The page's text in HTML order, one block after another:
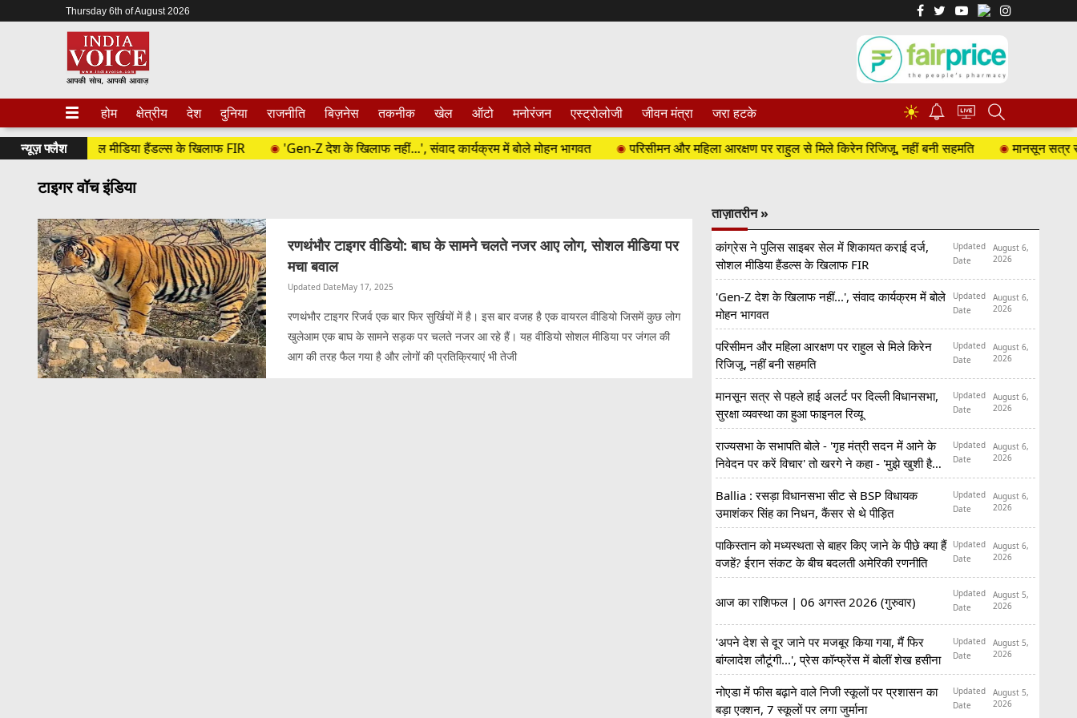
Thursday 6th of August 2026
होम क्षेत्रीय देश दुनिया राजनीति बिज़नेस तकनीक खेल ऑटो मनोरंजन एस्ट्रोलोजी जीवन मंत्रा जरा हटके ☀
न्यूज़ फ्लैश
दर्ज, सोशल मीडिया हैंडल्स के खिलाफ FIR 'Gen-Z देश के खिलाफ नहीं...', संवाद कार्यक्रम में बोले मोहन भागवत परिसीमन और महिला आरक्षण पर राहुल से मिले किरेन रिजिजू, नहीं बनी सहमति मानसून सत्र से पहले
टाइगर वॉच इंडिया
रणथंभौर टाइगर वीडियो: बाघ के सामने चलते नजर आए लोग, सोशल मीडिया पर
मचा बवाल
Updated DateMay 17, 2025
रणथंभौर टाइगर रिजर्व एक बार फिर सुर्खियों में है। इस बार वजह है एक वायरल वीडियो जिसमें कुछ लोग
खुलेआम एक बाघ के सामने सड़क पर चलते नजर आ रहे हैं। यह वीडियो सोशल मीडिया पर जंगल की
आग की तरह फैल गया है और लोगों की प्रतिक्रियाएं भी तेजी
ताज़ातरीन »
कांग्रेस ने पुलिस साइबर सेल में शिकायत कराई दर्ज,
सोशल मीडिया हैंडल्स के खिलाफ FIR
Updated
Date
August 6,
2026
'Gen-Z देश के खिलाफ नहीं...', संवाद कार्यक्रम में बोले
मोहन भागवत
Updated
Date
August 6,
2026
परिसीमन और महिला आरक्षण पर राहुल से मिले किरेन
रिजिजू, नहीं बनी सहमति
Updated
Date
August 6,
2026
मानसून सत्र से पहले हाई अलर्ट पर दिल्ली विधानसभा,
सुरक्षा व्यवस्था का हुआ फाइनल रिव्यू
Updated
Date
August 6,
2026
राज्यसभा के सभापति बोले - 'गृह मंत्री सदन में आने के
निवेदन पर करें विचार' तो खरगे ने कहा - 'मुझे खुशी है
कि...'
Updated
Date
August 6,
2026
Ballia : रसड़ा विधानसभा सीट से BSP विधायक
उमाशंकर सिंह का निधन, कैंसर से थे पीड़ित
Updated
Date
August 6,
2026
पाकिस्तान को मध्यस्थता से बाहर किए जाने के पीछे क्या हैं
वजहें? ईरान संकट के बीच बदलती अमेरिकी रणनीति
Updated
Date
August 6,
2026
आज का राशिफल | 06 अगस्त 2026 (गुरुवार)
Updated
Date
August 5,
2026
'अपने देश से दूर जाने पर मजबूर किया गया, मैं फिर
बांग्लादेश लौटूंगी...', प्रेस कॉन्फ्रेंस में बोलीं शेख हसीना
Updated
Date
August 5,
2026
नोएडा में फीस बढ़ाने वाले निजी स्कूलों पर प्रशासन का
बड़ा एक्शन, 7 स्कूलों पर लगा जुर्माना
Updated
Date
August 5,
2026